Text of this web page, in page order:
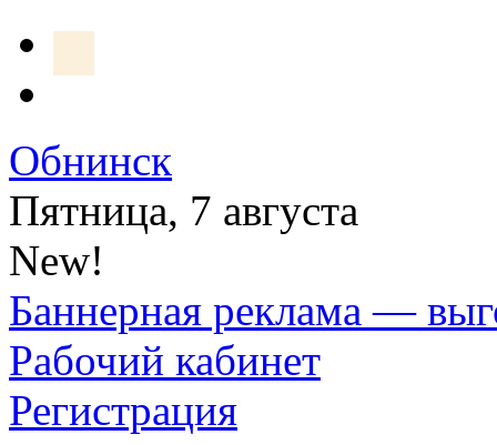
Обнинск
Пятница, 7 августа
New!
Баннерная реклама —
Рабочий кабинет
Регистрация